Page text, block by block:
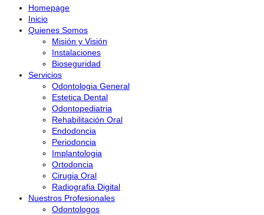
Homepage
Inicio
Quienes Somos
Misión y Visión
Instalaciones
Bioseguridad
Servicios
Odontologia General
Estetica Dental
Odontopediatria
Rehabilitación Oral
Endodoncia
Periodoncia
Implantologia
Ortodoncia
Cirugia Oral
Radiografia Digital
Nuestros Profesionales
Odontologos